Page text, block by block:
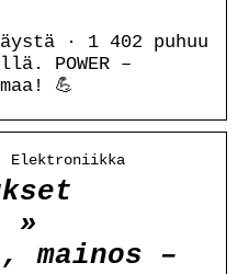
· 1 402 puhuu
POWER –
💪
Elektroniikka
»
mainos –